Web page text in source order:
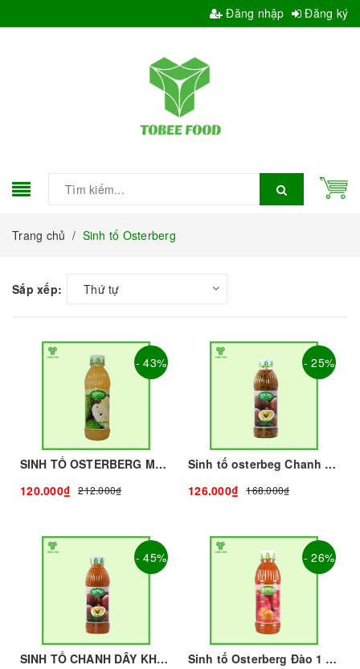
Đăng nhập Đăng ký
Trang chủ / Sinh tố Osterberg
Sắp xếp: Thứ tự
- 43%
SINH TỐ OSTERBERG MÃNG CẦU - 1L - OSTERBERG | Mứt - Sinh Tố làm Trà Sữa - TOBEE FOOD
120.000₫
212.000₫
- 25%
Sinh tố osterbeg Chanh Dây 1L I Nguyên Liệu Pha Chế - Trà Trái Cây - Tobee Food
126.000₫
168.000₫
- 45%
SINH TỐ CHANH DÂY KHÔNG HẠT OSTERBERG - 1L - OSTERBERG | Mứt - Sinh Tố làm Trà Sữa - TOBEE FOOD
- 26%
Sinh tố Osterberg Đào 1 lít I Nguyên Liệu Pha Chế - Trà Trái Cây - Tobee Food